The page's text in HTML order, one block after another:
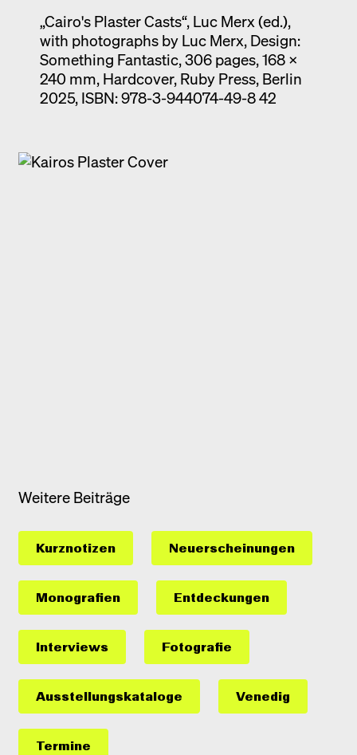
„Cairo's Plaster Casts“, Luc Merx (ed.),
with photographs by Luc Merx, Design:
Something Fantastic, 306 pages, 168 x
240 mm, Hardcover, Ruby Press, Berlin
2025, ISBN: 978-3-944074-49-8 42
Weitere Beiträge
Kurznotizen Neuerscheinungen
Monografien Entdeckungen
Interviews Fotografie
Ausstellungs­kataloge Venedig
Termine